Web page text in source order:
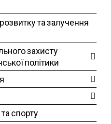
та залучення
захисту
політики
спорту